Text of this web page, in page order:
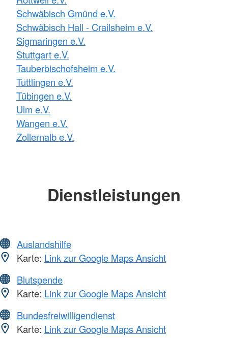
Schwäbisch Gmünd e.V.
Schwäbisch Hall - Crailsheim e.V.
Sigmaringen e.V.
Stuttgart e.V.
Tauberbischofsheim e.V.
Tuttlingen e.V.
Tübingen e.V.
Ulm e.V.
Wangen e.V.
Zollernalb e.V.
Dienstleistungen
Auslandshilfe
Karte: Link zur Google Maps Ansicht
Blutspende
Karte: Link zur Google Maps Ansicht
Bundesfreiwilligendienst
Karte: Link zur Google Maps Ansicht